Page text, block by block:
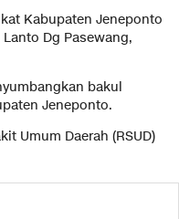
Kabupaten Jeneponto
Dg Pasewang,
bakul
Jeneponto.
Umum Daerah (RSUD)